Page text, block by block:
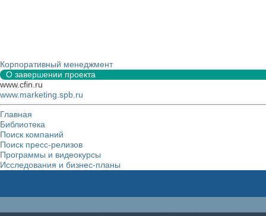
Корпоративный менеджмент
О завершении проекта
www.cfin.ru
www.marketing.spb.ru
Главная
Библиотека
Поиск компаний
Поиск пресс-релизов
Программы и видеокурсы
Исследования и бизнес-планы